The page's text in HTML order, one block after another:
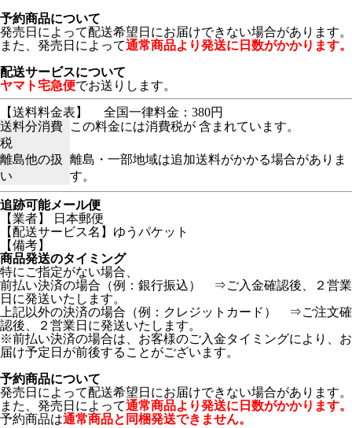
予約商品について
発売日によって配送希望日にお届けできない場合があります。
また、発売日によって通常商品より発送に日数がかかります。
配送サービスについて
ヤマト宅急便でお送りします。
【送料料金表】
全国一律料金：380円
送料分消費
税
この料金には消費税が 含まれています。
離島他の扱
い
離島・一部地域は追加送料がかかる場合がありま
す。
追跡可能メール便
【業者】 日本郵便
【配送サービス名】ゆうパケット
【備考】
商品発送のタイミング
特にご指定がない場合、
前払い決済の場合（例：銀行振込） ⇒ご入金確認後、２営業
日に発送いたします。
上記以外の決済の場合（例：クレジットカード） ⇒ご注文確
認後、２営業日に発送いたします。
※前払い決済の場合は、お客様のご入金タイミングにより、お
届け予定日が前後することがございます。
予約商品について
発売日によって配送希望日にお届けできない場合があります。
また、発売日によって通常商品より発送に日数がかかります。
予約商品は通常商品と同梱発送できません。